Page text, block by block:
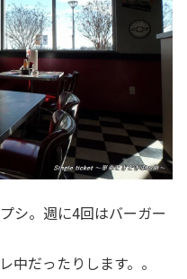
シ。週に4回はバーガー
中だったりします。。